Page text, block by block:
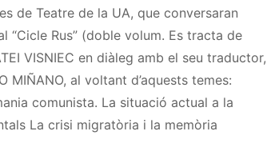
de Teatre de la UA, que conversaran
“Cicle Rus” (doble volum. Es tracta de
VISNIEC en diàleg amb el seu traductor,
MIÑANO, al voltant d’aquests temes:
comunista. La situació actual a la
La crisi migratòria i la memòria